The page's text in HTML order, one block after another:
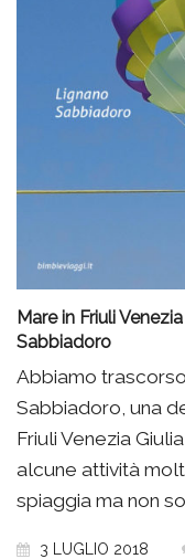
Mare in Friuli
Sabbiadoro
Abbiamo
Sabbiadoro, una
Friuli Venezia
alcune attività
spiaggia ma non
3 LUGLIO 2018